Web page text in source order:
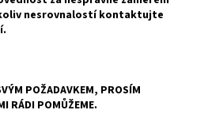
nesrovnalostí kontaktujte
POŽADAVKEM, PROSÍM
RÁDI POMŮŽEME.